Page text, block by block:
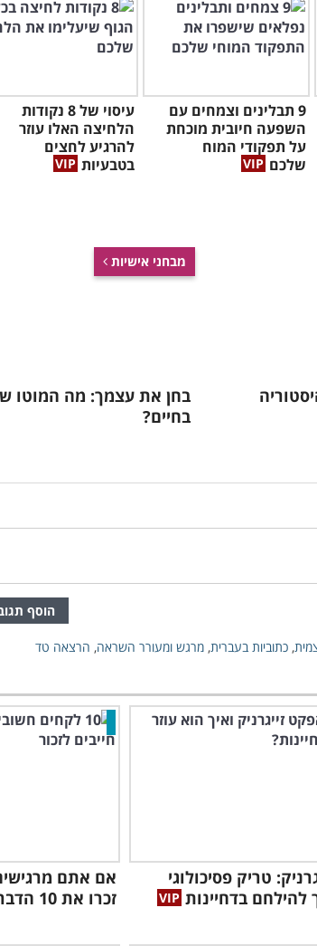
9 תבלינים וצמחים עם
השפעה חיובית מוכחת
על תפקודי המוח
שלכם
עיסוי של 8 נקודות
הלחיצה האלו עוזר
להרגיע לחצים
בטבעיות
מבחני אישיות
בחן את עצמך: מה המוטו
בחיים?
הוסף
, כתוביות בעברית, מרגש ומעורר השראה, הרצאה טד
טריק פסיכולוגי
להילחם בדחיינות
אם אתם
זכרו את 10 הדברים האלה...